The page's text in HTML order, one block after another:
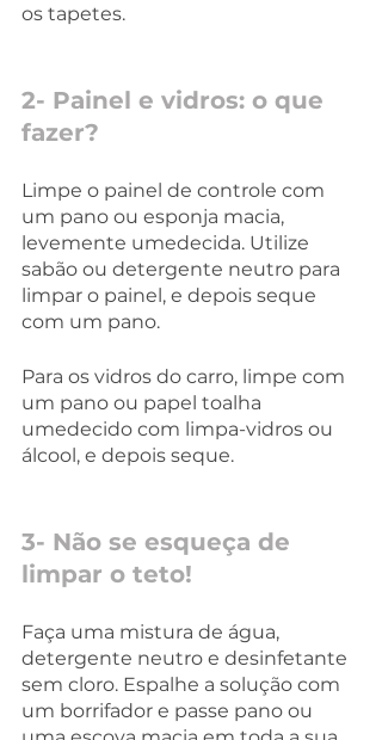
os tapetes.
2- Painel e vidros: o que
fazer?
Limpe o painel de controle com
um pano ou esponja macia,
levemente umedecida. Utilize
sabão ou detergente neutro para
limpar o painel, e depois seque
com um pano.
Para os vidros do carro, limpe com
um pano ou papel toalha
umedecido com limpa-vidros ou
álcool, e depois seque.
3- Não se esqueça de
limpar o teto!
Faça uma mistura de água,
detergente neutro e desinfetante
sem cloro. Espalhe a solução com
um borrifador e passe pano ou